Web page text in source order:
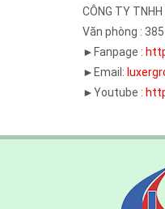
CÔNG TY
Văn phòng : 385
►Fanpage :
►Email:
►Youtube :